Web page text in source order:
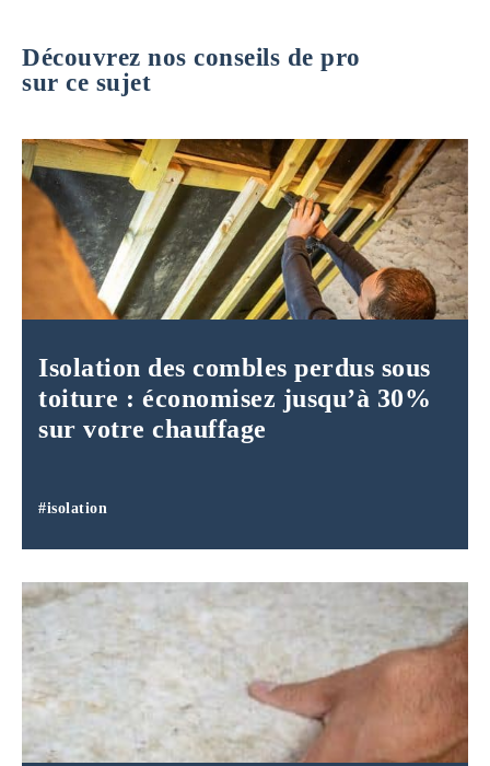
Découvrez nos conseils de pro
sur ce sujet
Isolation des combles perdus sous
toiture : économisez jusqu’à 30%
sur votre chauffage
#isolation